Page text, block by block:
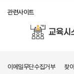
관련사이트
이메일무단수집거부 찾